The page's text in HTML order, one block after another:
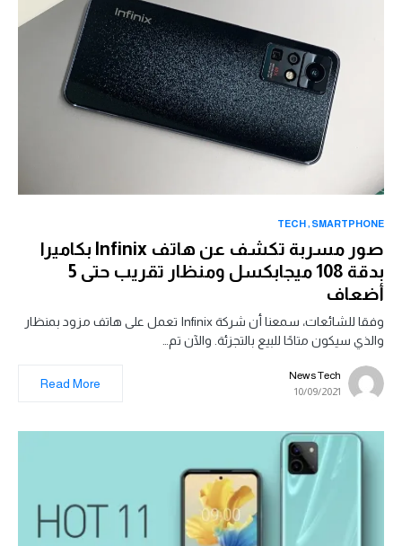
SMARTPHONE
TECH
صور مسربة تكشف عن هاتف Infinix بكاميرا
بدقة 108 ميجابكسل ومنظار تقريب حتى 5
أضعاف
وفقا للشائعات، سمعنا أن شركة Infinix تعمل على هاتف مزود بمنظار
والذي سيكون متاحًا للبيع بالتجزئة. والآن تم…
News Tech
10/09/2021
Read More